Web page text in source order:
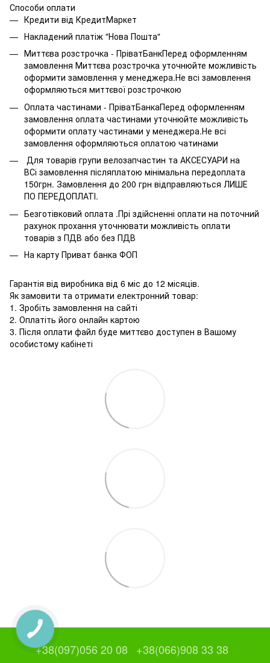
Способи оплати
Кредити від КредитМаркет
Накладений платіж "Нова Пошта"
Миттєва розстрочка - ПріватБанкПеред оформленням
замовлення Миттєва розстрочка уточнюйте можливість
оформити замовлення у менеджера.Не всі замовлення
оформляються миттєвої розстрочкою
Оплата частинами - ПріватБанкаПеред оформленням
замовлення оплата частинами уточнюйте можливість
оформити оплату частинами у менеджера.Не всі
замовлення оформляються оплатою чатинами
Для товарів групи велозапчастин та АКСЕСУАРИ на
ВСі замовлення післяплатою мінімальна передоплата
150грн. Замовлення до 200 грн відправляються ЛИШЕ
ПО ПЕРЕДОПЛАТІ.
Безготівковий оплата .Прі здійсненні оплати на поточний
рахунок прохання уточнювати можливість оплати
товарів з ПДВ або без ПДВ
На карту Приват банка ФОП
Гарантія від виробника від 6 міс до 12 місяців.
Як замовити та отримати електронний товар:
1. Зробіть замовлення на сайті
2. Оплатіть його онлайн картою
3. Після оплати файл буде миттєво доступен в Вашому
особистому кабінеті
+38(097)056 20 08 +38(066)908 33 38